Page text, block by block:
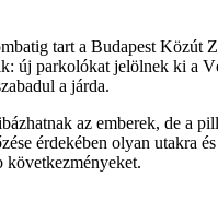
tart a Budapest Közút
új parkolókat jelölnek ki a
a járda.
az emberek, de a
érdekében olyan utakra
következményeket.